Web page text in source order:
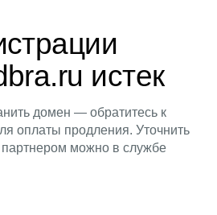
истек
домен — обратитесь к
оплаты продления. Уточнить
партнером можно в службе